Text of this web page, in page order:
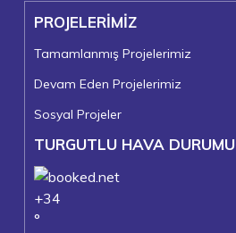
PROJELERİMİZ
Tamamlanmış Projelerimiz
Devam Eden Projelerimiz
Sosyal Projeler
TURGUTLU HAVA DURUMU
+34
°